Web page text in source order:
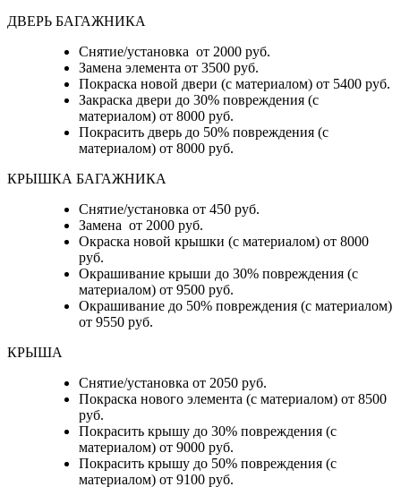
ДВЕРЬ БАГАЖНИКА
Снятие/установка от 2000 руб.
Замена элемента от 3500 руб.
Покраска новой двери (с материалом) от 5400 руб.
Закраска двери до 30% повреждения (с
материалом) от 8000 руб.
Покрасить дверь до 50% повреждения (с
материалом) от 8000 руб.
КРЫШКА БАГАЖНИКА
Снятие/установка от 450 руб.
Замена от 2000 руб.
Окраска новой крышки (с материалом) от 8000
руб.
Окрашивание крыши до 30% повреждения (с
материалом) от 9500 руб.
Окрашивание до 50% повреждения (с материалом)
от 9550 руб.
КРЫША
Снятие/установка от 2050 руб.
Покраска нового элемента (с материалом) от 8500
руб.
Покрасить крышу до 30% повреждения (с
материалом) от 9000 руб.
Покрасить крышу до 50% повреждения (с
материалом) от 9100 руб.